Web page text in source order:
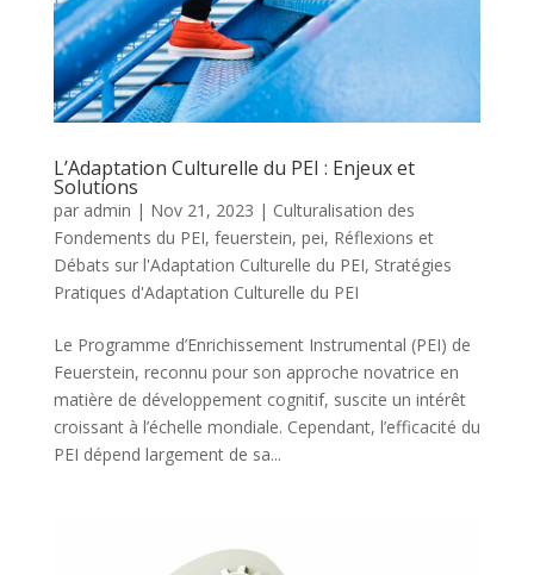
L’Adaptation Culturelle du PEI : Enjeux et
Solutions
par admin | Nov 21, 2023 | Culturalisation des
Fondements du PEI, feuerstein, pei, Réflexions et
Débats sur l'Adaptation Culturelle du PEI, Stratégies
Pratiques d'Adaptation Culturelle du PEI
Le Programme d’Enrichissement Instrumental (PEI) de
Feuerstein, reconnu pour son approche novatrice en
matière de développement cognitif, suscite un intérêt
croissant à l’échelle mondiale. Cependant, l’efficacité du
PEI dépend largement de sa...